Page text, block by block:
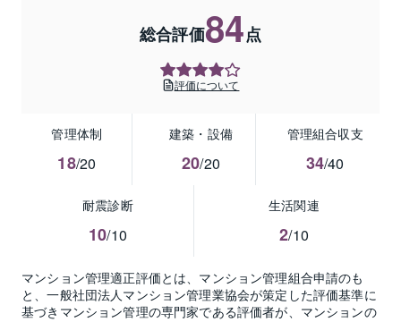
総合評価84点
評価について
管理体制
18/20
建築・設備
20/20
管理組合収支
34/40
耐震診断
10/10
生活関連
2/10
マンション管理適正評価とは、マンション管理組合申請のも
と、一般社団法人マンション管理業協会が策定した評価基準に
基づきマンション管理の専門家である評価者が、マンションの